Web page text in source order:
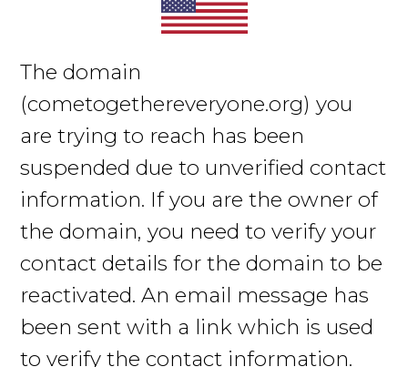
The domain
(cometogethereveryone.org)you
are trying to reach has been
suspended due to unverified contact
information. If you are the owner of
the domain, you need to verify your
contact details for the domain to be
reactivated. An email message has
been sent with a link which is used
to verify the contact information.